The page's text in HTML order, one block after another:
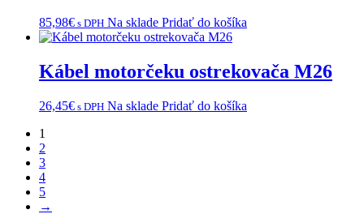
85,98€ s DPH Na sklade Pridať do košíka
Kábel motorčeku ostrekovača M26
26,45€ s DPH Na sklade Pridať do košíka
1
2
3
4
5
→